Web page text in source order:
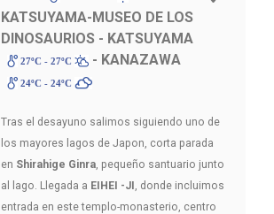
KATSUYAMA-MUSEO DE LOS
DINOSAURIOS - KATSUYAMA
27ºC - 27ºC - KANAZAWA
24ºC - 24ºC
Tras el desayuno salimos siguiendo uno de
los mayores lagos de Japon, corta parada
en Shirahige Ginra, pequeño santuario junto
al lago. Llegada a EIHEI -JI , donde incluimos
entrada en este templo-monasterio, centro